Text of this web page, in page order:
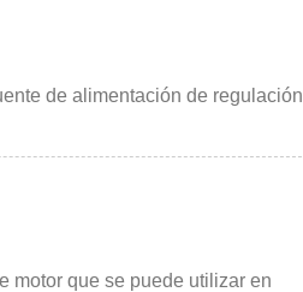
de alimentación de regulación
motor que se puede utilizar en